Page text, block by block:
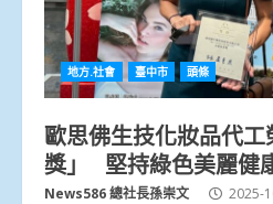
地方.社會 臺中市 頭條
歐思佛生技化妝品代
獎」 堅持綠色美麗健
News586 總社長孫崇文 2025-